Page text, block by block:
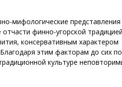
мифологические представления
финно-угорской
консервативным характером
этим факторам до сих
культуре